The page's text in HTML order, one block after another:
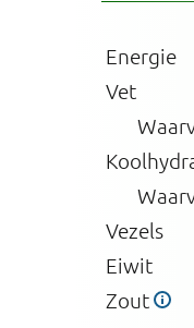
Energie
Vet
Vezels
Eiwit
Zout